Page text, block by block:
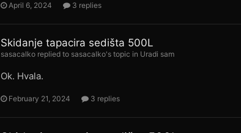
April 6, 2024 3 replies
Skidanje tapacira sedišta 500L
sasacalko replied to sasacalko's topic in Uradi sam
Ok. Hvala.
February 21, 2024 3 replies